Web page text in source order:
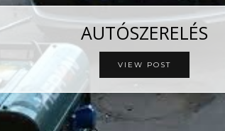
AUTÓSZERELÉS
VIEW POST